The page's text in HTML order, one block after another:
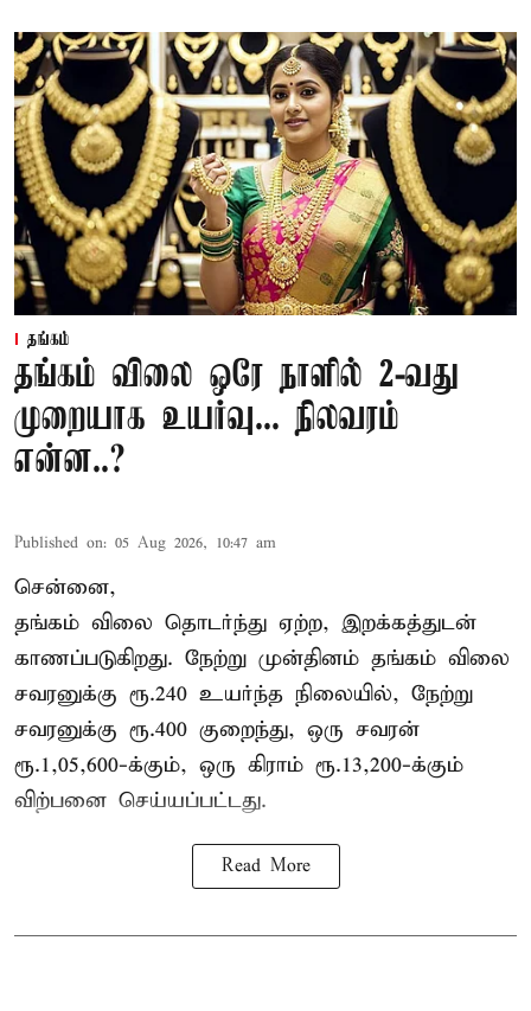
தங்கம்
தங்கம் விலை ஒரே நாளில் 2-வது
முறையாக உயர்வு... நிலவரம்
என்ன..?
Published on: 05 Aug 2026, 10:47 am
சென்னை,
தங்கம் விலை தொடர்ந்து ஏற்ற, இறக்கத்துடன்
காணப்படுகிறது. நேற்று முன்தினம் தங்கம் விலை
சவரனுக்கு ரூ.240 உயர்ந்த நிலையில், நேற்று
சவரனுக்கு ரூ.400 குறைந்து, ஒரு சவரன்
ரூ.1,05,600-க்கும், ஒரு கிராம் ரூ.13,200-க்கும்
விற்பனை செய்யப்பட்டது.
Read More